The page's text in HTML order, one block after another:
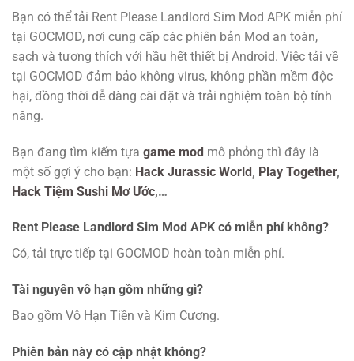
Bạn có thể tải Rent Please Landlord Sim Mod APK miễn phí
tại GOCMOD, nơi cung cấp các phiên bản Mod an toàn,
sạch và tương thích với hầu hết thiết bị Android. Việc tải về
tại GOCMOD đảm bảo không virus, không phần mềm độc
hại, đồng thời dễ dàng cài đặt và trải nghiệm toàn bộ tính
năng.
Bạn đang tìm kiếm tựa game mod mô phỏng thì đây là
một số gợi ý cho bạn: Hack Jurassic World, Play Together,
Hack Tiệm Sushi Mơ Ước,…
Rent Please Landlord Sim Mod APK có miễn phí không?
Có, tải trực tiếp tại GOCMOD hoàn toàn miễn phí.
Tài nguyên vô hạn gồm những gì?
Bao gồm Vô Hạn Tiền và Kim Cương.
Phiên bản này có cập nhật không?